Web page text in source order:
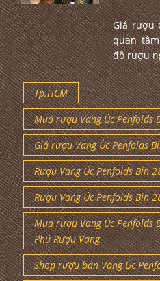
Giá rượu
quan
đồ rượu
Tp.HCM
Mua rượu Vang Úc Penfolds
Giá rượu Vang Úc Penfolds
Rượu Vang Úc Penfolds Bin
Rượu Vang Úc Penfolds Bin
Mua rượu Vang Úc Penfolds
Phú Rượu Vang
Shop rượu bán Vang Úc